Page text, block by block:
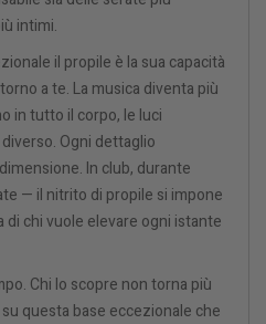
intimi.
il propile è la sua capacità
a te. La musica diventa più
in tutto il corpo, le luci
Ogni dettaglio
In club, durante
— il nitrito di propile si impone
chi vuole elevare ogni istante
Chi lo scopre non torna più
questa base eccezionale che